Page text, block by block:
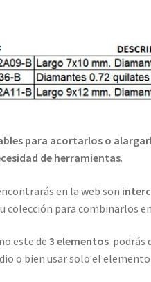
para acortarlos o
de herramientas.
en la web son
colección para combinarlos
este de 3 elementospodrás
o bien usar solo el